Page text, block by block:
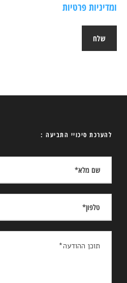
ומדיניות פרטיות
להערכת סיכויי התביעה :